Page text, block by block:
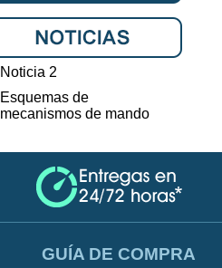
Noticia 2
Esquemas de
mecanismos de mando
GUÍA DE COMPRA